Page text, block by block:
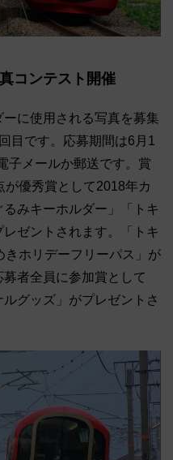
コンテスト開催
に使用される写真を募集
目です。応募期間は6月1
子メールか郵送です。賞
優秀賞として2018年カ
みキーホルダー」「トキ
ゼントされます。「トキ
きホリデーフリーパス」が
者全員に参加賞として
ルグッズ」がプレゼントさ